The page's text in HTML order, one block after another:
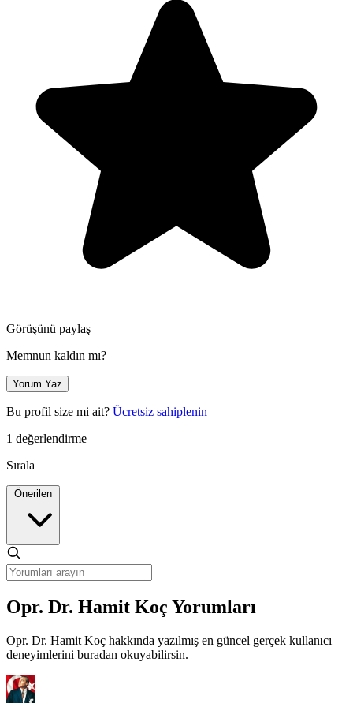
Görüşünü paylaş
Memnun kaldın mı?
Yorum Yaz
Bu profil size mi ait? Ücretsiz sahiplenin
1 değerlendirme
Sırala
Opr. Dr. Hamit Koç Yorumları
Opr. Dr. Hamit Koç hakkında yazılmış en güncel gerçek kullanıcı
deneyimlerini buradan okuyabilirsin.